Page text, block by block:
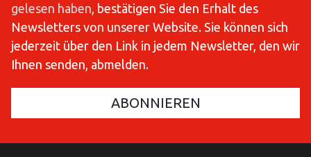
gelesen haben , bestätigen Sie den Erhalt des
Newsletters von unserer Website. Sie können sich
jederzeit über den Link in jedem Newsletter, den wir
Ihnen senden, abmelden.